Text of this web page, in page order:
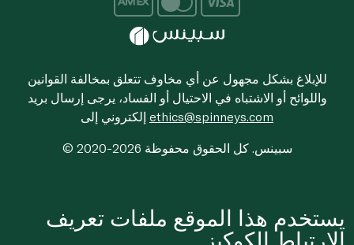
للإبلاغ بشكل مجهول عن أي مخاوف تتعلق بمخالفة القوانين
واللوائح أو الاشتباه في الاحتيال أو الفساد، يرجى إرسال بريد
ethics@spinneys.com
© 2020-2026 سبينس. كل الحقوق محفوظة
يستخدم هذا الموقع ملفات تعريف
الارتباط الكوكيز.